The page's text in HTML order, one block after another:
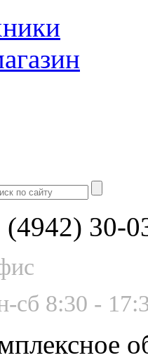
(4942) 30-
сб 8:30 -